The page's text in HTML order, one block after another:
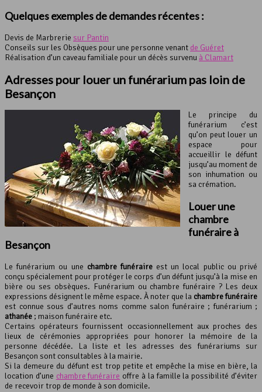
Quelques exemples de demandes récentes :
Devis de Marbrerie sur Pantin
Conseils sur les Obsèques pour une personne venant de Guéret
Réalisation d’un caveau familiale pour un décès survenu à Clamart
Adresses pour louer un funérarium pas loin de
Besançon
Le principe du
funérarium c’est
qu’on peut louer un
espace pour
accueillir le défunt
jusqu’au moment de
son inhumation ou
sa crémation.
Louer une
chambre
funéraireà
Besançon
Le funérarium ou une chambre funéraireest un local public ou privé
conçu spécialement pour protéger le corps d’un défunt jusqu’à la mise en
bière ou ses obsèques. Funérarium ou chambre funéraire ? Les deux
expressions désignent le même espace. À noter que la chambre funéraire
est connue sous d’autres noms comme salon funéraire ; funérarium ;
athanée ; maison funéraire etc.
Certains opérateurs fournissent occasionnellement aux proches des
lieux de cérémonies appropriées pour honorer la mémoire de la
personne décédée. La liste et les adresses des funérariums sur
Besançon sont consultables à la mairie.
Si la demeure du défunt est trop petite et empêche la mise en bière, la
location d’une chambre funéraire offre à la famille la possibilité d’éviter
de recevoir trop de monde à son domicile.